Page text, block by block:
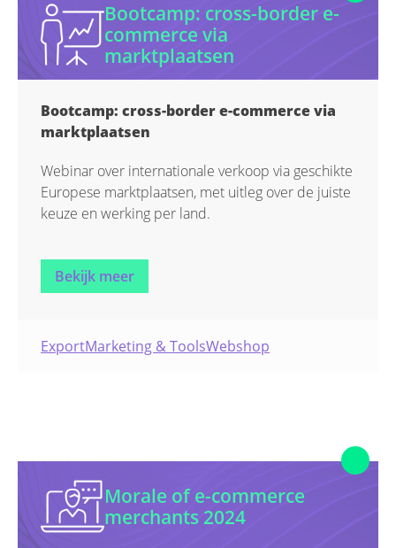
Bootcamp: cross-border e-
commerce via
marktplaatsen
Bootcamp: cross-border e-commerce via
marktplaatsen
Webinar over internationale verkoop via geschikte
Europese marktplaatsen, met uitleg over de juiste
keuze en werking per land.
Bekijk meer
ExportMarketing & ToolsWebshop
Morale of e-commerce
merchants 2024